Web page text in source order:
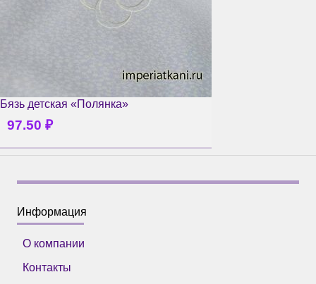
Бязь детская «Полянка»
97.50 ₽
Информация
О компании
Контакты